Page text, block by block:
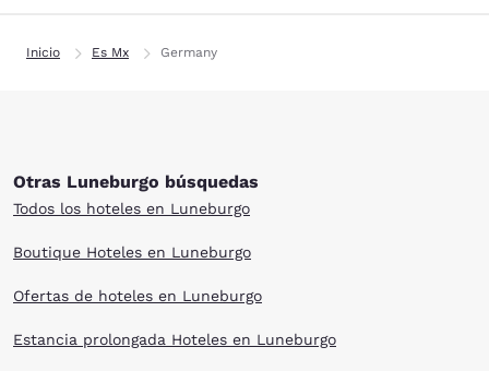
Inicio Es Mx Germany
Otras Luneburgo búsquedas
Todos los hoteles en Luneburgo
Boutique Hoteles en Luneburgo
Ofertas de hoteles en Luneburgo
Estancia prolongada Hoteles en Luneburgo